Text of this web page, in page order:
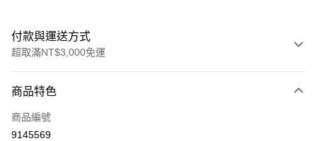
付款與運送方式
超取滿NT$3,000免運
信用卡一次付款
超商取貨付款
商品特色
商品編號
9145569